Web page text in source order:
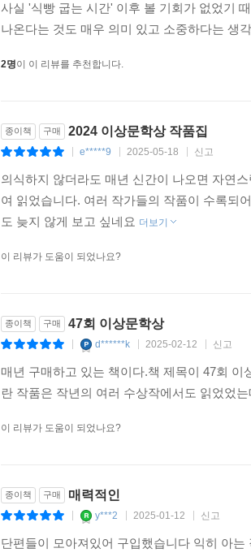
사실 '식빵 굽는 시간' 이후 볼 기회가 없었기
나온다는 것도 매우 의미 있고 소중하다는 생
2명이 이 리뷰를 추천합니다.
종이책 구매 2024 이상문학상 작품집
e*****9 2025-05-18 신고
의식하지 않더라도 매년 신간이 나오면 자연
여 읽었습니다. 여러 작가들의 작품이 수록되
도 늦지 않게 보고 싶네요 더보기
이 리뷰가 도움이 되었나요?
종이책 구매 47회 이상문학상
d******k 2025-02-12 신고
매년 구매하고 있는 책이다.책 제목이 47회
란 작품은 작년의 여러 수상작에서도 읽었었
이 리뷰가 도움이 되었나요?
종이책 구매 매력적인
y***2 2025-01-12 신고
단편들이 모아져있어 구입했습니다 익히 아